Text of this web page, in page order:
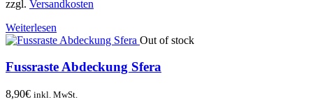
zzgl. Versandkosten
Weiterlesen
Out of stock
Fussraste Abdeckung Sfera
8,90€ inkl. MwSt.